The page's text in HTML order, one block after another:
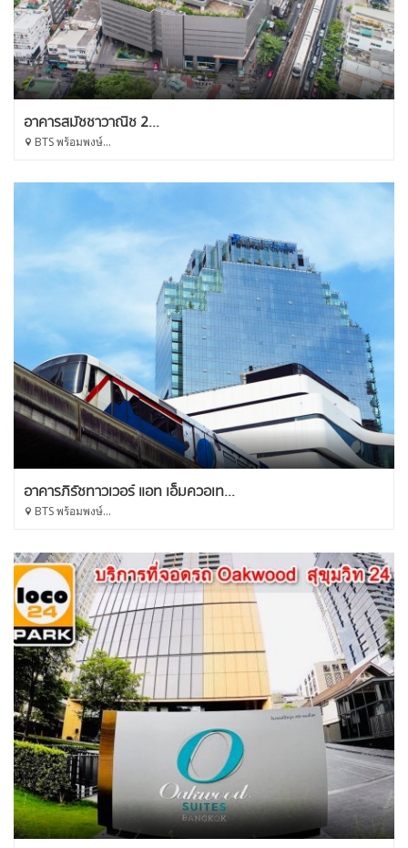
อาคารสมัชชาวาณิช 2...
BTS พร้อมพงษ์...
อาคารภิรัชทาวเวอร์ แอท เอ็มควอเท...
BTS พร้อมพงษ์...